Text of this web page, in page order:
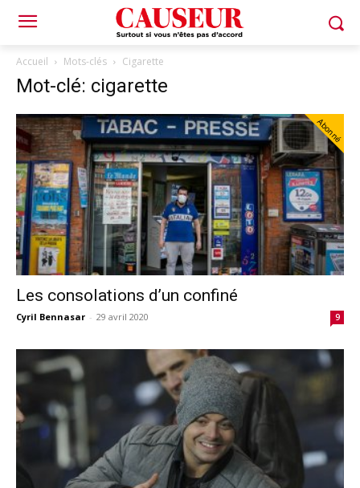
Accueil Mots-clés Cigarette
Mot-clé: cigarette
Abonné
Les consolations d’un confiné
Cyril Bennasar - 29 avril 2020 9